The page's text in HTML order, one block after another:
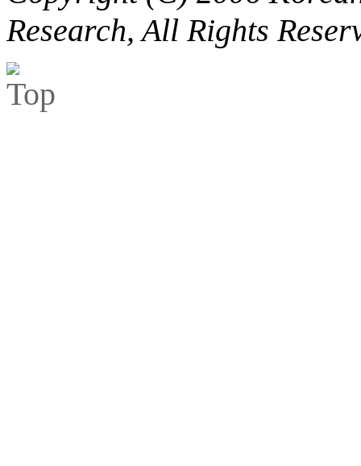
Research, All Rights